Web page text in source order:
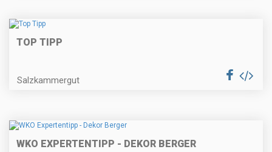
TOP TIPP
Salzkammergut
WKO EXPERTENTIPP - DEKOR BERGER